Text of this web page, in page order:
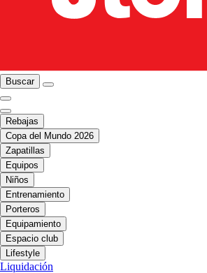
Buscar
Rebajas
Copa del Mundo 2026
Zapatillas
Equipos
Niños
Entrenamiento
Porteros
Equipamiento
Espacio club
Lifestyle
Liquidación